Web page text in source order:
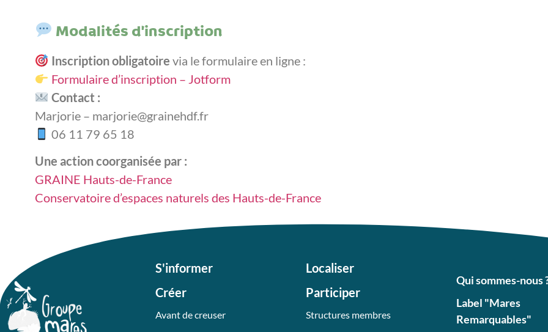
Modalités d’inscription
Inscription obligatoire via le formulaire en ligne :
Formulaire d’inscription – Jotform
Contact :
Marjorie – marjorie@grainehdf.fr
06 11 79 65 18
Une action coorganisée par :
GRAINE Hauts-de-France
Conservatoire d’espaces naturels des Hauts-de-France
S'informer
Créer
Avant de creuser
Localiser
Participer
Structures membres
Qui sommes-nous
Label "Mares
Remarquables"